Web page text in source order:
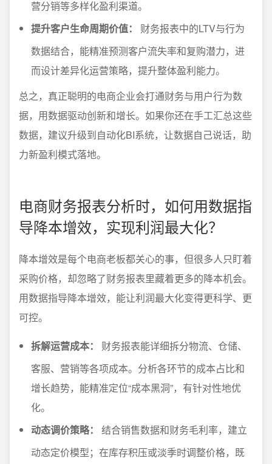
营分销等多样化盈利渠道。
提升客户生命周期价值：
财务报表中的LTV与行为
数据结合，能精准预测客户流失率和复购潜力，进
而设计差异化运营策略，提升整体盈利能力。
总之，真正聪明的电商企业会打通财务与用户行为数
据，用数据驱动创新和增长。如果你还在手工汇总这些
数据，建议升级到自动化BI系统，让数据自己说话，助
力新盈利模式落地。
电商财务报表分析时，如何用数据指
导降本增效，实现利润最大化？
降本增效是每个电商老板都关心的事，但很多人只盯着
采购价格，却忽略了财务报表里藏着更多的降本机会。
用数据指导降本增效，能让利润最大化变得更科学、更
可控。
拆解运营成本：
财务报表能详细拆分物流、仓储、
客服、营销等各项成本。分析各环节的成本占比和
增长趋势，能精准定位“成本黑洞”，有针对性地优
化。
动态调价策略：
结合销售数据和财务毛利率，建立
动态定价模型；在库存积压或淡季时调整价格，既